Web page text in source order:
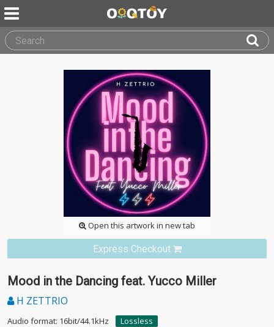
Open this artwork in new tab
Express Checkout
Mood in the Dancing feat. Yucco Miller
H ZETTRIO
Audio format: 16bit/44.1kHz
Lossless